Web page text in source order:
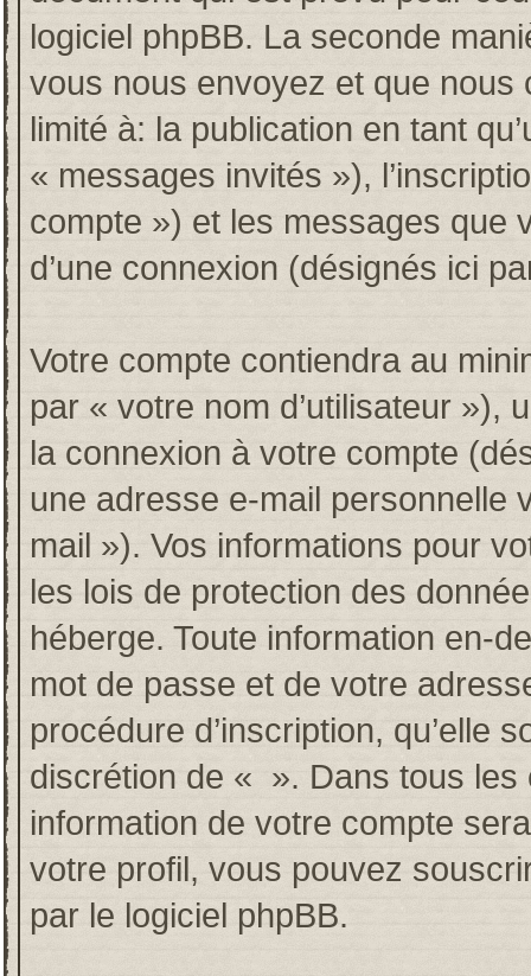
logiciel phpBB. La seconde
vous nous envoyez et que nous
limité à: la publication en tant
« messages invités »),
compte ») et les messages que
d’une connexion (désignés ici
Votre compte contiendra au
par « votre nom d’utilisateur »),
la connexion à votre compte
une adresse e-mail personnelle
mail »). Vos informations pour
les lois de protection des
héberge. Toute information en-
mot de passe et de votre
procédure d’inscription, qu’elle
discrétion de « ». Dans tous
information de votre compte
votre profil, vous pouvez
par le logiciel phpBB.